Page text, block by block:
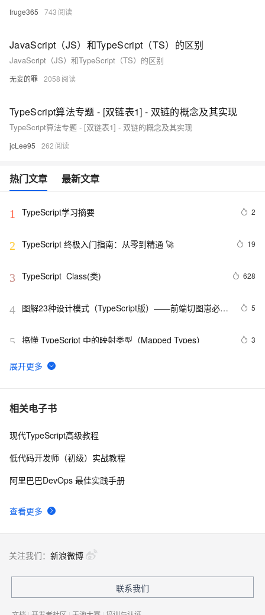
fruge365 743
JavaScript（JS）和TypeScript（TS）的区别
JavaScript（JS）和TypeScript（TS）的区别
无妄的罪 2058
TypeScript算法专题 - [双链表1] - 双链的概念及其实现
TypeScript算法专题 - [双链表1] - 双链的概念及其实现
jcLee95 262
热门文章 最新文章
1 TypeScript学习摘要 2
2 TypeScript 终极入门指南：从零到精通 🚀 19
3 TypeScript  Class(类) 628
4 图解23种设计模式（TypeScript版）——前端切图崽必修
5
5 搞懂 TypeScript 中的映射类型（Mapped Types） 3
6
使用React、TypeScript和Ant Design构建现代化前端应
7 在Vue3.0+ts中如何使用h函数
8 TypeScript Generics(泛型)
相关电子书
查看更多
现代TypeScript高级教程
低代码开发师（初级）实战教程
阿里巴巴DevOps 最佳实践手册
关注我们： 新浪微博
联系我们